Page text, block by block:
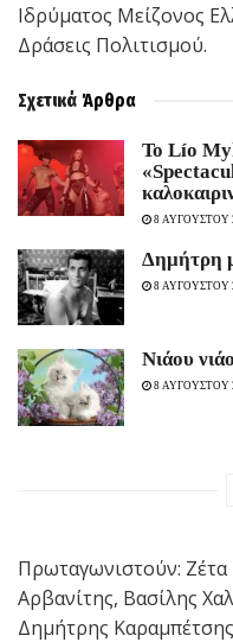
Ιδρύματος Μείζονος
Δράσεις Πολιτισμού.
Σχετικά Άρθρα
Το Lío
8 ΑΥΓΟΥΣΤΟΥ
Δημήτρη
8 ΑΥΓΟΥΣΤΟΥ
Νιάου
8 ΑΥΓΟΥΣΤΟΥ
Πρωταγωνιστούν:
Αρβανίτης, Βασίλης
Δημήτρης